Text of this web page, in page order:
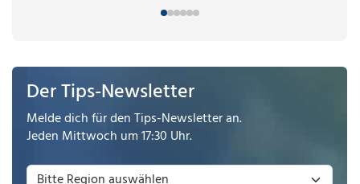
Der Tips-Newsletter
Melde dich für den Tips-Newsletter an.
Jeden Mittwoch um 17:30 Uhr.